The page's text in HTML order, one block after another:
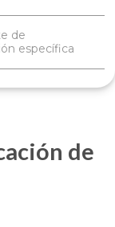
de
específica
de